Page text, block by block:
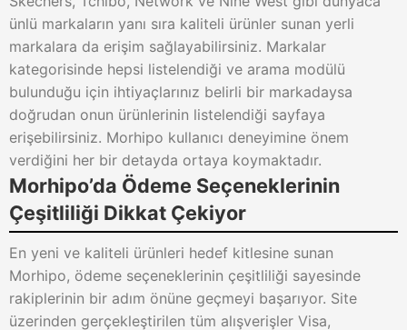
ünlü markaların yanı sıra kaliteli ürünler sunan yerli
markalara da erişim sağlayabilirsiniz. Markalar
kategorisinde hepsi listelendiği ve arama modülü
bulunduğu için ihtiyaçlarınız belirli bir markadaysa
doğrudan onun ürünlerinin listelendiği sayfaya
erişebilirsiniz. Morhipo kullanıcı deneyimine önem
verdiğini her bir detayda ortaya koymaktadır.
Morhipo’da Ödeme Seçeneklerinin
Çeşitliliği Dikkat Çekiyor
En yeni ve kaliteli ürünleri hedef kitlesine sunan
Morhipo, ödeme seçeneklerinin çeşitliliği sayesinde
rakiplerinin bir adım önüne geçmeyi başarıyor. Site
üzerinden gerçekleştirilen tüm alışverişler Visa,